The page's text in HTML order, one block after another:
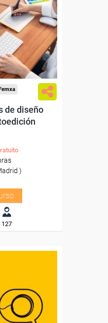
y
de diseño
)
127